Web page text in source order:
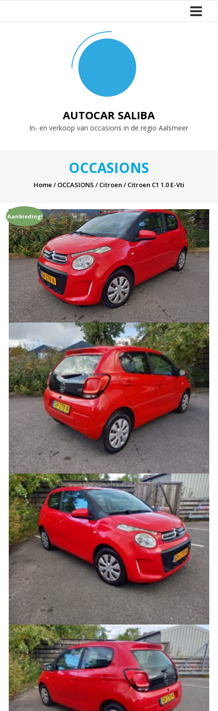
AUTOCAR SALIBA
In- en verkoop van occasions in de regio Aalsmeer
OCCASIONS
Home / OCCASIONS / Citroen / Citroen C1 1.0 E-Vti
Aanbieding!